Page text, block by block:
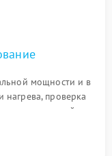
мощности и в
проверка
заданной
утечек тока.